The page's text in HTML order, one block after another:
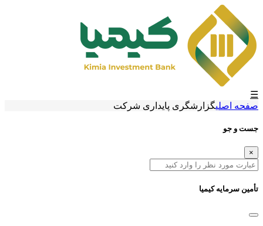
☰
صفحه اصلیگزارشگری پایداری شرکت
جست و جو
×
تأمین سرمایه کیمیا